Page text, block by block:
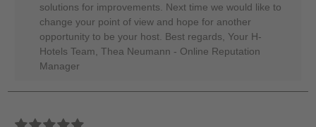
solutions for improvements. Next time we would like to
change your point of view and hope for another
opportunity to be your host. Best regards, Your H-
Hotels Team, Thea Neumann - Online Reputation
Manager